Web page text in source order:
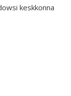
keskkonna